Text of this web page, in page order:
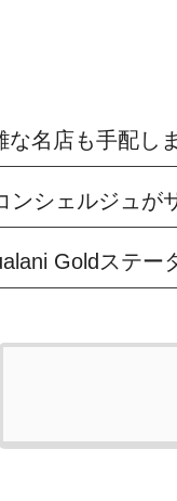
な名店も手配し
シェルジュが
Goldステー